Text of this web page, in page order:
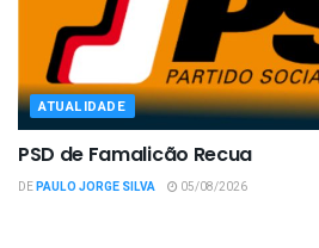
ATUALIDADE
PSD de Famalicão Recua
DEPAULO JORGE SILVA 05/08/2026